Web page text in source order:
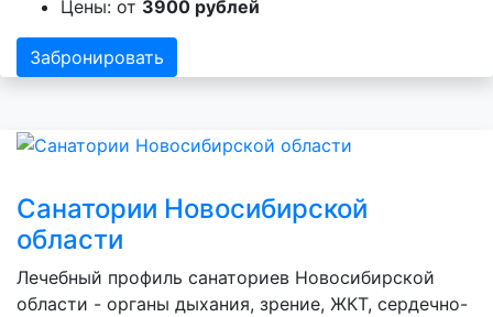
Цены: от 3900 рублей
Забронировать
Санатории Новосибирской
области
Лечебный профиль санаториев Новосибирской
области - органы дыхания, зрение, ЖКТ, сердечно-